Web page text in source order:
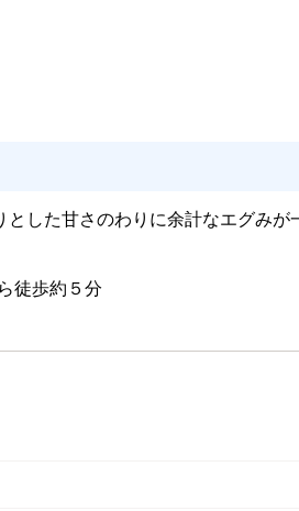
した甘さのわりに余計なエグみが
徒歩約５分